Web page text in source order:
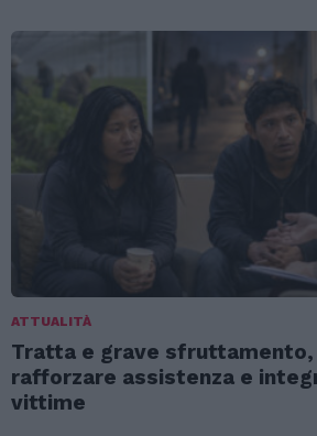
ATTUALITÀ
Tratta e grave sfruttamento,
rafforzare assistenza e
vittime